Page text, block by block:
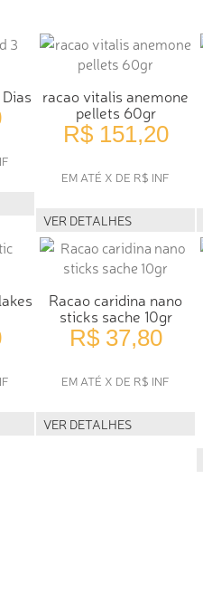
racao vitalis anemone
pellets 60gr
R$ 151,20
EM ATÉ X DE R$ INF
VER DETALHES
Racao caridina nano
sticks sache 10gr
R$ 37,80
EM ATÉ X DE R$ INF
VER DETALHES